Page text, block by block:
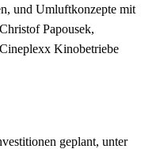
und Umluftkonzepte mit
Papousek,
Kinobetriebe
geplant, unter